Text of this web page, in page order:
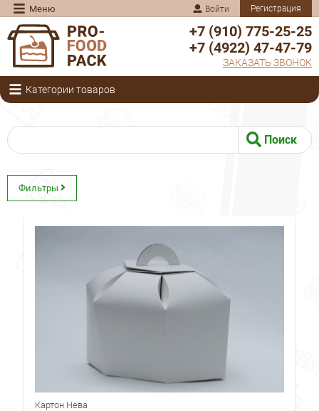
Меню Войти Регистрация
+7 (910) 775-25-25
+7 (4922) 47-47-79
ЗАКАЗАТЬ ЗВОНОК
Категории товаров
Поиск
Фильтры
Картон Нева